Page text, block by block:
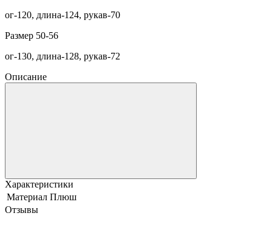
ог-120, длина-124, рукав-70
Размер 50-56
ог-130, длина-128, рукав-72
Описание
Характеристики
Материал Плюш
Отзывы